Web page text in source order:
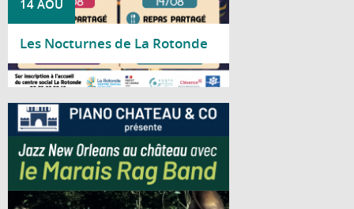
14 AOÛ
Les Nocturnes de La Rotonde
Lire la suite
Piano Château & Co vous invite à découvrir
le Marais Rag Band pour un concert
consacré au jazz traditionnel de La
Nouvelle-Orléans.